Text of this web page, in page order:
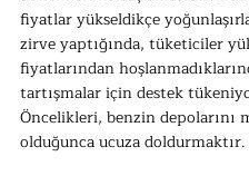
fiyatlar yükseldikçe
zirve yaptığında, tüketiciler
fiyatlarından
tartışmalar için destek
Öncelikleri, benzin depolarını
olduğunca ucuza doldurmaktır.